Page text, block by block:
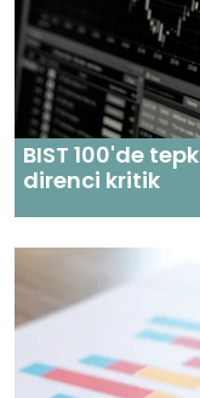
BIST 100'de
direnci kritik